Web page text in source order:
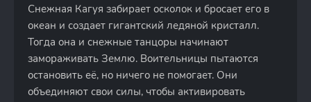
Снежная Кагуя забирает осколок и бросает его в
океан и создает гигантский ледяной кристалл.
Тогда она и снежные танцоры начинают
замораживать Землю. Воительницы пытаются
остановить её, но ничего не помогает. Они
объединяют свои силы, чтобы активировать